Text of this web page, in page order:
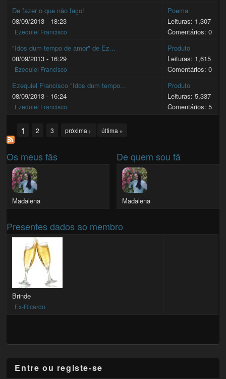
De fazer o que não faço!
08/09/2013 - 18:23
Ezequiel Francisco
Poema
Leituras: 1,307
Comentários: 0
"Idos dum tempo de amor" de Ez...
08/09/2013 - 16:29
Ezequiel Francisco
Produto
Leituras: 1,615
Comentários: 0
Ezequiel Francisco "Idos dum tempo...
08/09/2013 - 16:24
Ezequiel Francisco
Produto
Leituras: 5,337
Comentários: 5
Pages
1 2 3 próxima › última »
Os meus fãs
Madalena
De quem sou fã
Madalena
Presentes dados ao membro
Brinde
Ex-Ricardo
Entre ou registe-se